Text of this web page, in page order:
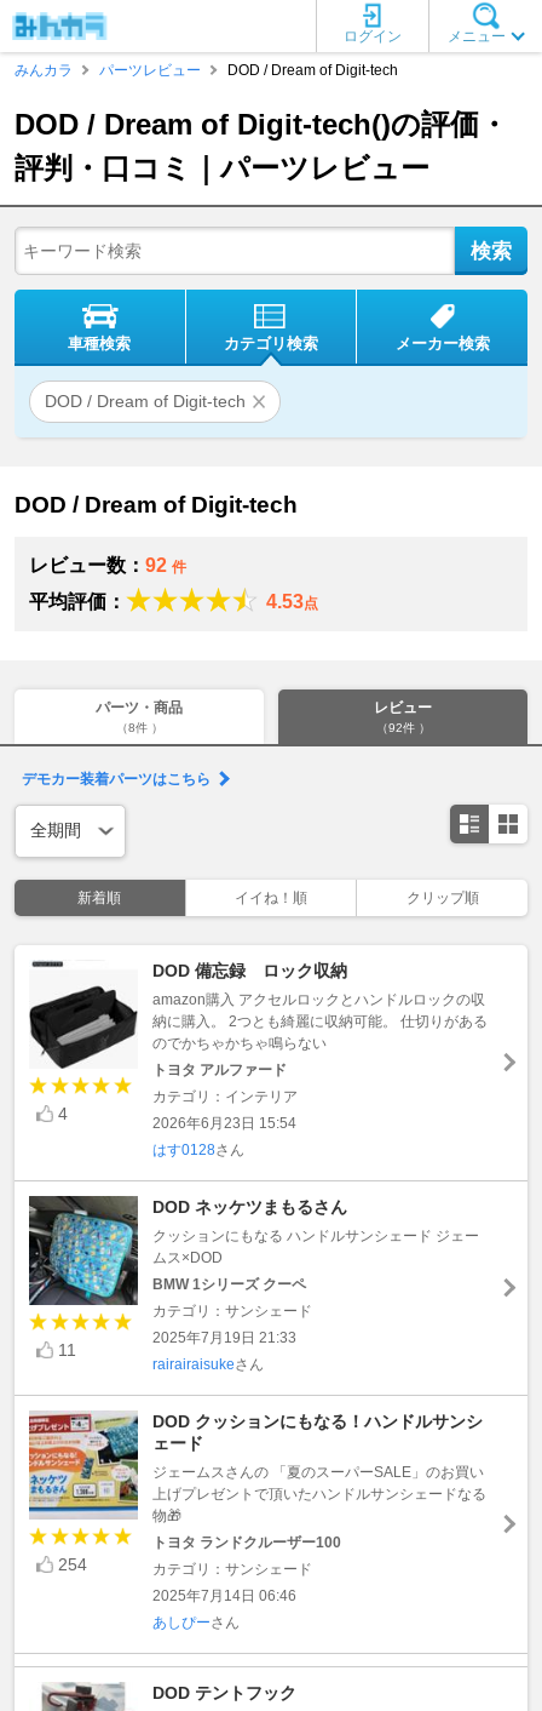
メニュー
ログイン
みんカラ
パーツレビュー DOD / Dream of Digit-tech
DOD / Dream of Digit-tech()の評価・
評判・口コミ｜パーツレビュー
車種検索 カテゴリ検索 メーカー検索
DOD / Dream of Digit-tech
DOD / Dream of Digit-tech
レビュー数： 92 件
平均評価： 4.53点
パーツ・商品
（8件 ）
レビュー
（92件 ）
デモカー装着パーツはこちら
新着順 イイね！順 クリップ順
4
DOD 備忘録 ロック収納
amazon購入 アクセルロックとハンドルロックの収
納に購入。 2つとも綺麗に収納可能。 仕切りがある
のでかちゃかちゃ鳴らない
トヨタ アルファード
カテゴリ：インテリア
2026年6月23日 15:54
はす0128さん
11
DOD ネッケツまもるさん
クッションにもなる ハンドルサンシェード ジェー
ムス×DOD
BMW 1シリーズ クーペ
カテゴリ：サンシェード
2025年7月19日 21:33
rairairaisukeさん
254
DOD クッションにもなる！ハンドルサンシ
ェード
ジェームスさんの 「夏のスーパーSALE」のお買い
上げプレゼントで頂いたハンドルサンシェードなる
物🎁
トヨタ ランドクルーザー100
カテゴリ：サンシェード
2025年7月14日 06:46
あしぴーさん
DOD テントフック